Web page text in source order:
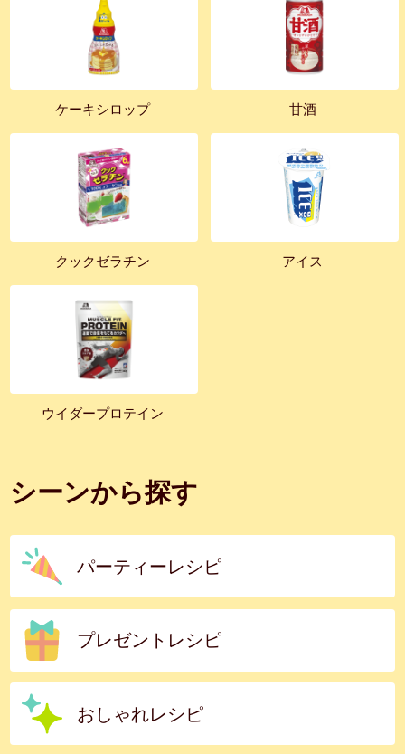
ケーキシロップ 甘酒
クックゼラチン アイス
ウイダープロテイン
シーンから探す
パーティーレシピ
プレゼントレシピ
おしゃれレシピ